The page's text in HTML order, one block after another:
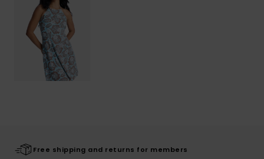
Free shipping and returns for members